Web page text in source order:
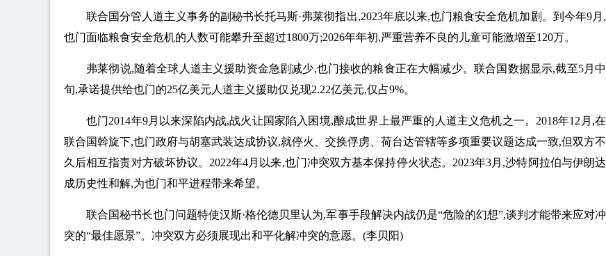
联合国分管人道主义事务的副秘书长托马斯·弗莱彻指出,2023年底以来,也门粮食安全危机加剧。到今年9月,
也门面临粮食安全危机的人数可能攀升至超过1800万;2026年年初,严重营养不良的儿童可能激增至120万。
弗莱彻说,随着全球人道主义援助资金急剧减少,也门接收的粮食正在大幅减少。联合国数据显示,截至5月中
旬,承诺提供给也门的25亿美元人道主义援助仅兑现2.22亿美元,仅占9%。
也门2014年9月以来深陷内战,战火让国家陷入困境,酿成世界上最严重的人道主义危机之一。2018年12月,在
联合国斡旋下,也门政府与胡塞武装达成协议,就停火、交换俘虏、荷台达管辖等多项重要议题达成一致,但双方不
久后相互指责对方破坏协议。2022年4月以来,也门冲突双方基本保持停火状态。2023年3月,沙特阿拉伯与伊朗达
成历史性和解,为也门和平进程带来希望。
联合国秘书长也门问题特使汉斯·格伦德贝里认为,军事手段解决内战仍是“危险的幻想”,谈判才能带来应对冲
突的“最佳愿景”。冲突双方必须展现出和平化解冲突的意愿。(李贝阳)